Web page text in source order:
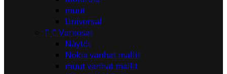
muut
Universal
  Varaosat
Näytöt
Nokia vanhat mallit
muut vanhat mallit